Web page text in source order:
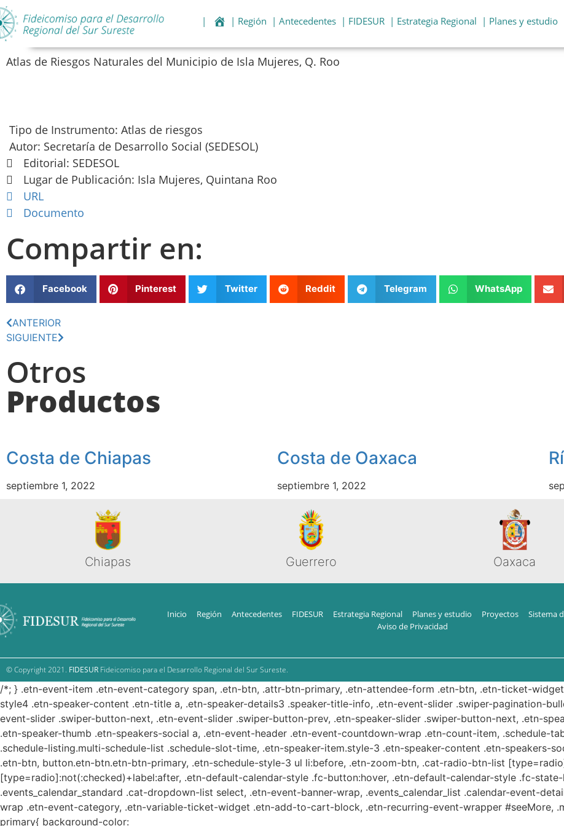
| | Región | Antecedentes | FIDESUR | Estrategia Regional | Planes y estudio
Atlas de Riesgos Naturales del Municipio de Isla Mujeres, Q. Roo
Tipo de Instrumento: Atlas de riesgos
Autor: Secretaría de Desarrollo Social (SEDESOL)
Editorial: SEDESOL
Lugar de Publicación: Isla Mujeres, Quintana Roo
URL
Documento
Compartir en:
Facebook Pinterest Twitter Reddit Telegram WhatsApp
ANTERIOR
SIGUIENTE
Otros
Productos
Costa de Chiapas
septiembre 1, 2022
Costa de Oaxaca
septiembre 1, 2022
Chiapas Guerrero Oaxaca
Inicio Región Antecedentes FIDESUR Estrategia Regional Planes y estudio Proyectos Sistema
Aviso de Privacidad
© Copyright 2021. FIDESUR Fideicomiso para el Desarrollo Regional del Sur Sureste.
/*; } .etn-event-item .etn-event-category span, .etn-btn, .attr-btn-primary, .etn-attendee-form .etn-btn, .etn-ticket-
style4 .etn-speaker-content .etn-title a, .etn-speaker-details3 .speaker-title-info, .etn-event-slider .swiper-pagination-
event-slider .swiper-button-next, .etn-event-slider .swiper-button-prev, .etn-speaker-slider .swiper-button-next, .etn-
.etn-speaker-thumb .etn-speakers-social a, .etn-event-header .etn-event-countdown-wrap .etn-count-item, .schedule-
.schedule-listing.multi-schedule-list .schedule-slot-time, .etn-speaker-item.style-3 .etn-speaker-content .etn-speakers-
.etn-btn, button.etn-btn.etn-btn-primary, .etn-schedule-style-3 ul li:before, .etn-zoom-btn, .cat-radio-btn-list
[type=radio]:not(:checked)+label:after, .etn-default-calendar-style .fc-button:hover, .etn-default-calendar-style .fc-
.events_calendar_standard .cat-dropdown-list select, .etn-event-banner-wrap, .events_calendar_list .calendar-event-
wrap .etn-event-category, .etn-variable-ticket-widget .etn-add-to-cart-block, .etn-recurring-event-wrapper #seeMore,
primary{ background-color: